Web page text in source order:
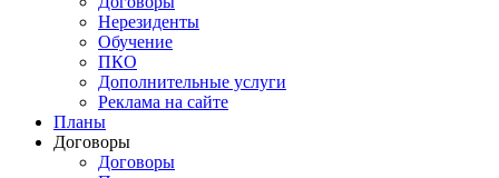
Нерезиденты
Обучение
ПКО
Дополнительные услуги
Реклама на сайте
Планы
Договоры
Договоры